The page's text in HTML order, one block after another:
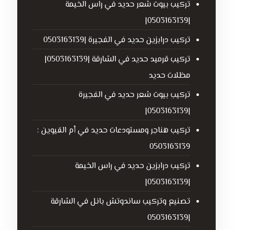
تركيب بيوت شعر حديد في راس الخيمة
|0503163139|
تركيب درابزين حديد في الفجيرة |0503163139
تركيب قرميد حديد في الشارقة |0503163139|
مظلات حديد
تركيب بيوت شعر حديد في الفجيرة
|0503163139|
تركيب هناجر ومستودعات حديد في أم القيوين :
0503163139
تركيب درابزين حديد في راس الخيمة
|0503163139|
تصنيع وتركيب ساندوتش بانل في الشارقة
|0503163139